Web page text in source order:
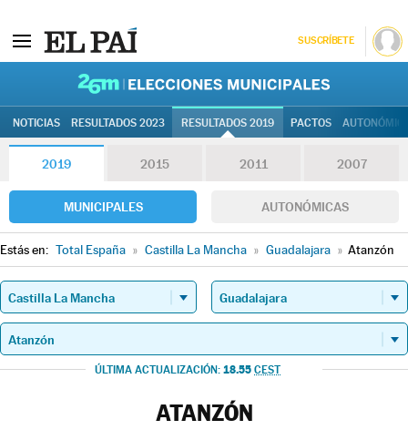
SUSCRÍBETE
NOTICIAS RESULTADOS 2023 RESULTADOS 2019 PACTOS
2019 2015 2011 2007
MUNICIPALES AUTONÓMICAS
Estás en: Total España » Castilla La Mancha » Guadalajara » Atanzón
ÚLTIMA ACTUALIZACIÓN: 18.55 CEST
ATANZÓN